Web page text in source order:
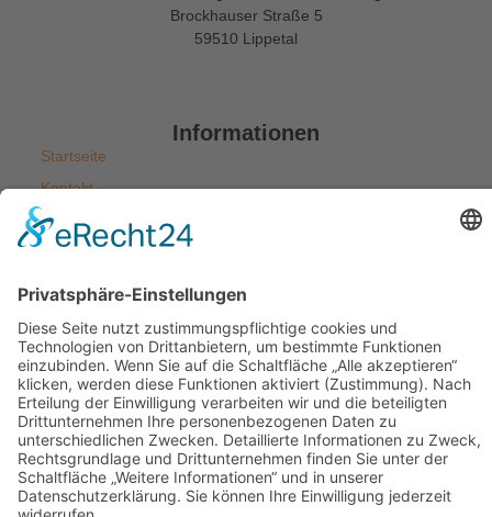
Brockhauser Straße 5
59510 Lippetal
Informationen
Startseite
Kontakt
Impressum
Datenschutzerklärung
Versandarten
Zahlungsarten